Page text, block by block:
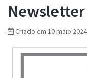
Criado em 10 maio 2024